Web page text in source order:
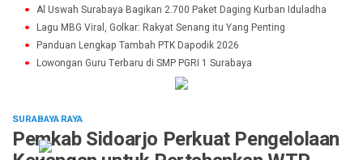
Al Uswah Surabaya Bagikan 2.700 Paket Daging Kurban Iduladha
Lagu MBG Viral, Golkar: Rakyat Senang itu Yang Penting
Panduan Lengkap Tambah PTK Dapodik 2026
Lowongan Guru Terbaru di SMP PGRI 1 Surabaya
SURABAYA RAYA
Pemkab Sidoarjo Perkuat Pengelolaan